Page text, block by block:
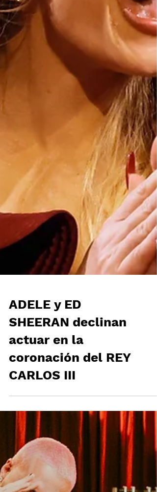
ADELE y ED
SHEERAN declinan
actuar en la
coronación del REY